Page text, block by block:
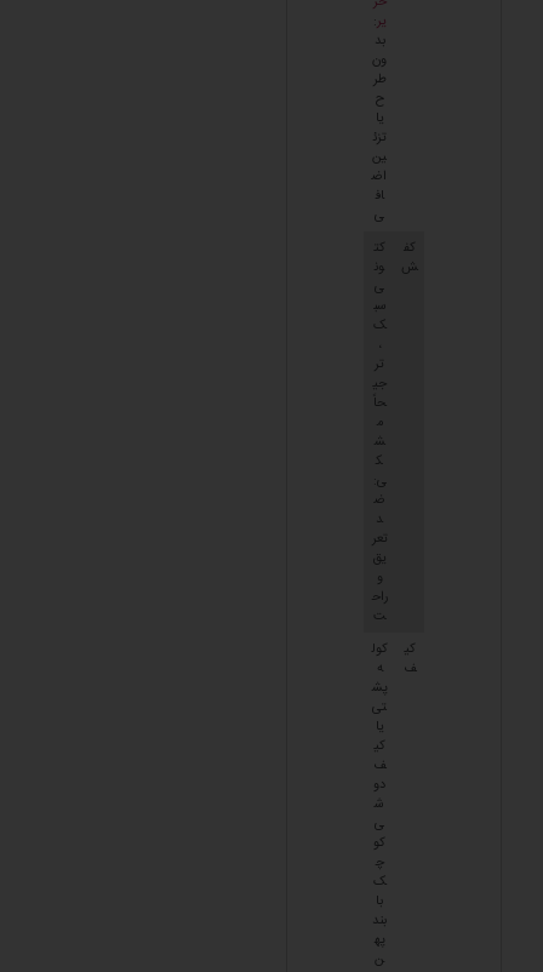
یر:
بد
ون
طر
ح
یا
تزئ
ین
اض
اف
ی
کف
ش
کت
ون
ی
سب
ک
،
تر
جی
حاً
م
ش
ک
ی:
ض
د
تعر
یق
و
راح
ت
کی
ف
کول
ه
پش
تی
یا
کی
ف
دو
ش
ی
کو
چ
ک
با
بند
په
ن